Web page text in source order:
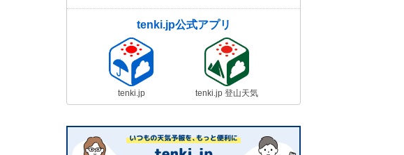
tenki.jp公式アプリ
tenki.jp tenki.jp 登山天気